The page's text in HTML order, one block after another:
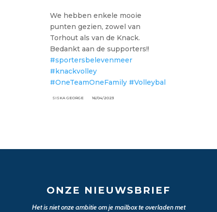
We hebben enkele mooie
punten gezien, zowel van
Torhout als van de Knack.
Bedankt aan de supporters!!
#sportersbelevenmeer
#knackvolley
#OneTeamOneFamily #Volleybal
SISKA GEORGE 16/04/2023
ONZE NIEUWSBRIEF
Het is niet onze ambitie om je mailbox te overladen met